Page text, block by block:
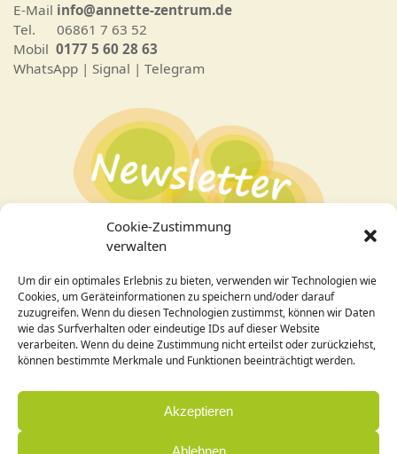
Cookie-Zustimmung
verwalten
Um dir ein optimales Erlebnis zu bieten, verwenden wir Technologien wie
Cookies, um Geräteinformationen zu speichern und/oder darauf
zuzugreifen. Wenn du diesen Technologien zustimmst, können wir Daten
wie das Surfverhalten oder eindeutige IDs auf dieser Website
verarbeiten. Wenn du deine Zustimmung nicht erteilst oder zurückziehst,
können bestimmte Merkmale und Funktionen beeinträchtigt werden.
Akzeptieren
Ablehnen
E-Mail info@annette-zentrum.de
Tel. 06861 7 63 52
Mobil 0177 5 60 28 63
WhatsApp | Signal | Telegram
Bei Interesse an den Veranstaltungenhier zum
Newsletteranmelden!
Design / Programmierung: